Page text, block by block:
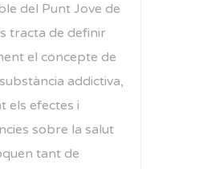
del Punt Jove de
tracta de definir
el concepte de
addictiva,
els efectes i
sobre la salut
tant de